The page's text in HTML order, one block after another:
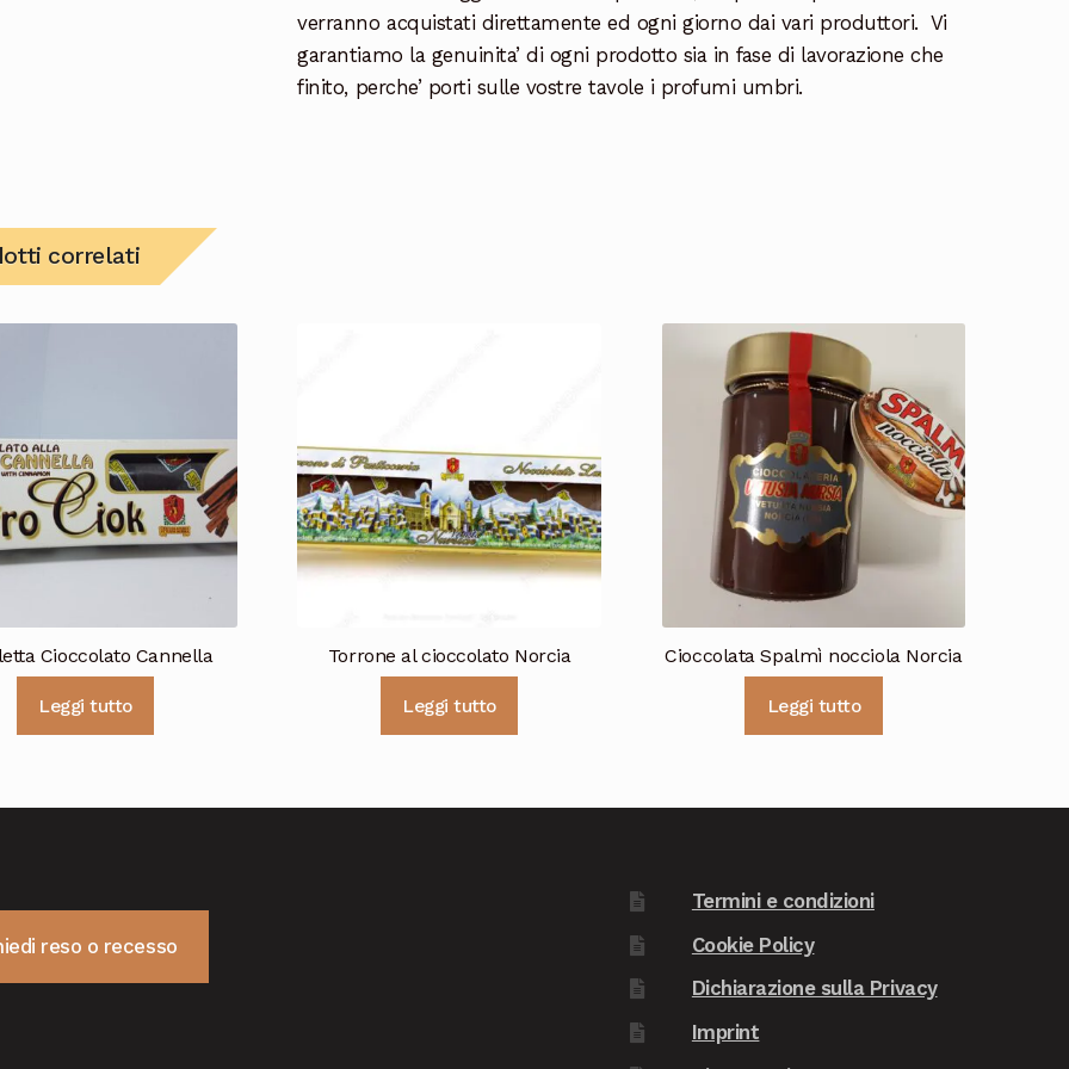
verranno acquistati direttamente ed ogni giorno dai vari produttori. Vi
garantiamo la genuinita’ di ogni prodotto sia in fase di lavorazione che
finito, perche’ porti sulle vostre tavole i profumi umbri.
correlati
Cioccolato Cannella
Leggi tutto
Torrone al cioccolato Norcia
Leggi tutto
Cioccolata Spalmì nocciola Norcia
Leggi tutto
reso o recesso
Termini e condizioni
Cookie Policy
Dichiarazione sulla Privacy
Imprint